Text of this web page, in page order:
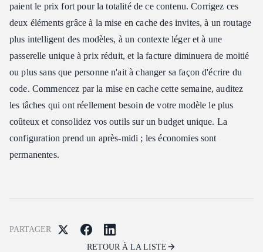
paient le prix fort pour la totalité de ce contenu. Corrigez ces
deux éléments grâce à la mise en cache des invites, à un routage
plus intelligent des modèles, à un contexte léger et à une
passerelle unique à prix réduit, et la facture diminuera de moitié
ou plus sans que personne n'ait à changer sa façon d'écrire du
code. Commencez par la mise en cache cette semaine, auditez
les tâches qui ont réellement besoin de votre modèle le plus
coûteux et consolidez vos outils sur un budget unique. La
configuration prend un après-midi ; les économies sont
permanentes.
PARTAGER
RETOUR À LA LISTE